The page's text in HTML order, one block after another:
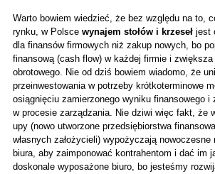
Warto bowiem wiedzieć, że bez względu na to,
rynku, w Polsce wynajem stołów i krzeseł jest
dla finansów firmowych niż zakup nowych, bo
finansową (cash flow) w każdej firmie i zwiększa
obrotowego. Nie od dziś bowiem wiadomo, że
przeinwestowania w potrzeby krótkoterminowe
osiągnięciu zamierzonego wyniku finansowego
w procesie zarządzania. Nie dziwi więc fakt, że
upy (nowo utworzone przedsiębiorstwa
własnych założycieli) wypożyczają nowoczesne
biura, aby zaimponować kontrahentom i dać im
doskonale wyposażone biuro, bo jesteśmy